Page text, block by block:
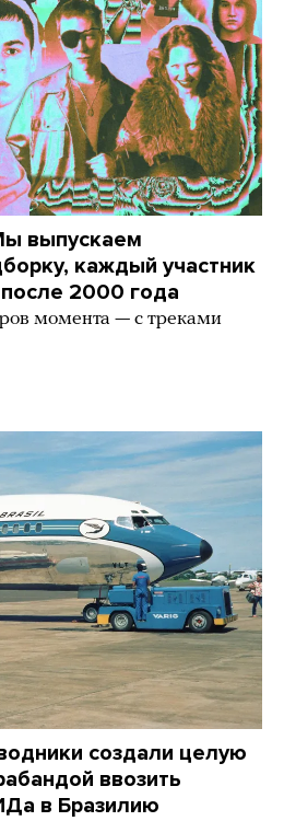
выпускаем
каждый участник
2000 года
момента — с треками
создали целую
ввозить
в Бразилию